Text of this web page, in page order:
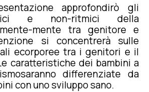
approfondirò gli
e non-ritmici della
mente tra genitore e
si concentrerà sulle
ecorporee tra i genitori e il
caratteristiche dei bambini a
differenziate da
con uno sviluppo sano.